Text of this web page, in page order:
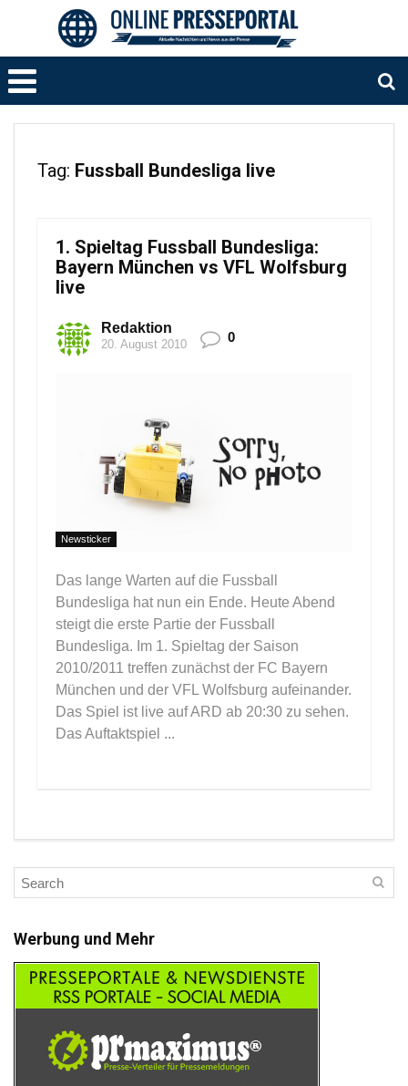
Tag: Fussball Bundesliga live
1. Spieltag Fussball Bundesliga:
Bayern München vs VFL Wolfsburg
live
Redaktion
20. August 2010 0
Newsticker
Das lange Warten auf die Fussball
Bundesliga hat nun ein Ende. Heute Abend
steigt die erste Partie der Fussball
Bundesliga. Im 1. Spieltag der Saison
2010/2011 treffen zunächst der FC Bayern
München und der VFL Wolfsburg aufeinander.
Das Spiel ist live auf ARD ab 20:30 zu sehen.
Das Auftaktspiel ...
Werbung und Mehr